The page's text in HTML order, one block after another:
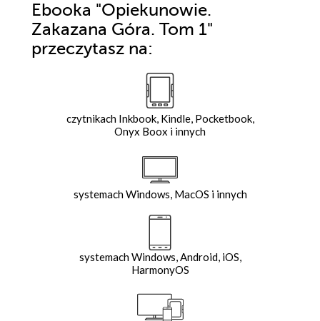
Ebooka "Opiekunowie.
Zakazana Góra. Tom 1"
przeczytasz na:
czytnikach Inkbook, Kindle, Pocketbook,
Onyx Boox i innych
systemach Windows, MacOS i innych
systemach Windows, Android, iOS,
HarmonyOS